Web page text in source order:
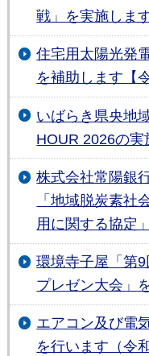
戦」を実施しま
住宅用太陽光発
を補助します【
いばらき県央地
HOUR 2026の実
株式会社常陽銀
「地域脱炭素社
用に関する協定
環境寺子屋「第
プレゼン大会」
エアコン及び電
を行います（令